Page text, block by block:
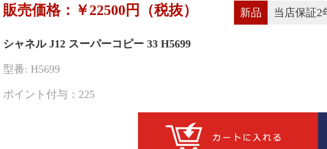
販売価格：￥22500円（税抜） 新品 当店保証2
シャネル J12 スーパーコピー 33 H5699
型番: H5699
ポイント付与：225